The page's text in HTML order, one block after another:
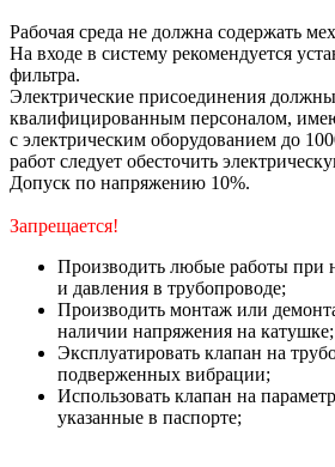
Рабочая среда не должна содержать
На входе в систему рекомендуется
фильтра.
Электрические присоединения
квалифицированным персоналом,
с электрическим оборудованием до
работ следует обесточить
Допуск по напряжению 10%.
Запрещается!
Производить любые работы при
и давления в трубопроводе;
Производить монтаж или
наличии напряжения на катушке;
Эксплуатировать клапан на
подверженных вибрации;
Использовать клапан на
указанные в паспорте;